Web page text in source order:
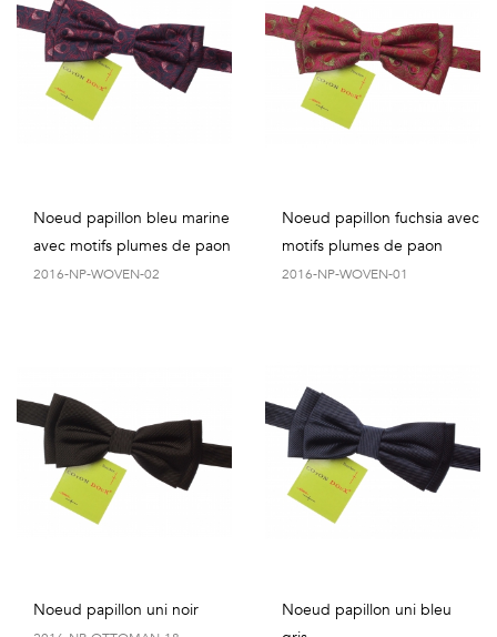
Noeud papillon bleu marine
avec motifs plumes de paon
2016-NP-WOVEN-02
Noeud papillon fuchsia avec
motifs plumes de paon
2016-NP-WOVEN-01
Noeud papillon uni noir
Noeud papillon uni bleu